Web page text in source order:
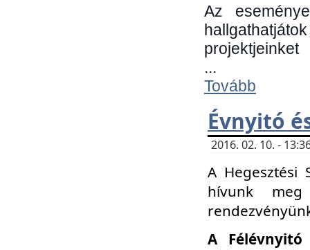
Az
projektjeinket
...
Tovább
Évnyitó
2016. 02. 10. -
A Hegesztési
hívunk
A